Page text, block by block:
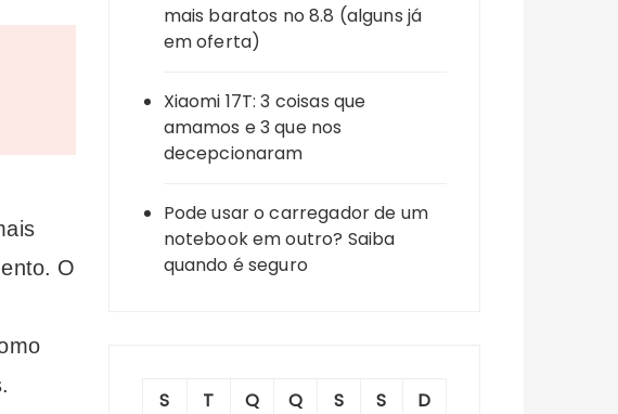
O
mais baratos no 8.8 (alguns já
em oferta)
Xiaomi 17T: 3 coisas que
amamos e 3 que nos
decepcionaram
Pode usar o carregador de um
notebook em outro? Saiba
quando é seguro
S T Q Q S S
D